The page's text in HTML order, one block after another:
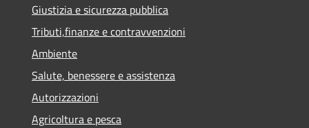
Giustizia e sicurezza pubblica
Tributi,finanze e contravvenzioni
Ambiente
Salute, benessere e assistenza
Autorizzazioni
Agricoltura e pesca